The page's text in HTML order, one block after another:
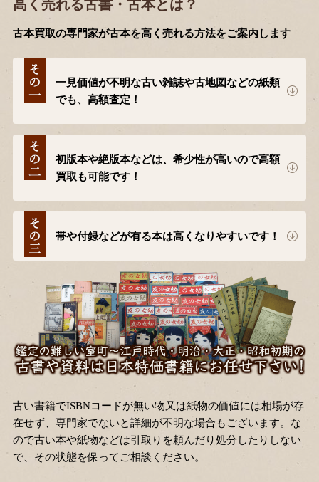
高く売れる古書・古本とは？
古本買取の専門家が古本を高く売れる方法をご案内します
一見価値が不明な古い雑誌や古地図などの紙類
でも、高額査定！
初版本や絶版本などは、希少性が高いので高額
買取も可能です！
帯や付録などが有る本は高くなりやすいです！
古い書籍でISBNコードが無い物又は紙物の価値には相場が存
在せず、専門家でないと詳細が不明な場合もございます。な
ので古い本や紙物などは引取りを頼んだり処分したりしない
で、その状態を保ってご相談ください。